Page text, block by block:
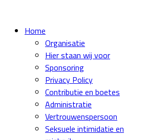
Home
Organisatie
Hier staan wij voor
Sponsoring
Privacy Policy
Contributie en boetes
Administratie
Vertrouwenspersoon
Seksuele intimidatie en